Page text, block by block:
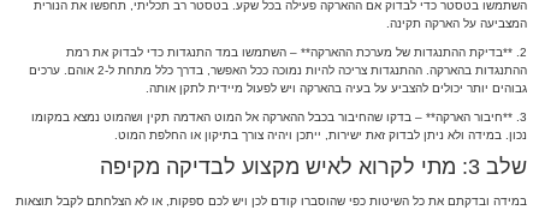
השתמשו בטסטר כדי לבדוק אם ההארקה פעילה בכל שקע. בטסטר רב תכליתי, תחפשו את הנורית
המצביעה על הארקה תקינה.
2. **בדיקת ההתנגדות של מערכת ההארקה** – השתמשו במד התנגדות כדי לבדוק את רמת
ההתנגדות בהארקה. ההתנגדות צריכה להיות נמוכה ככל האפשר, בדרך כלל מתחת ל-2 אוהם. ערכים
גבוהים יותר יכולים להצביע על בעיה בהארקה ויש לפעול מיידית לתקן אותה.
3. **חיבור הארקה** – בדקו שהחיבור בכבל ההארקה אל המוט האדמה תקין ושהמוט נמצא במקומו
נכון. במידה ולא ניתן לבדוק זאת ישירות, ייתכן ויהיה צורך בתיקון או החלפת המוט.
שלב 3: מתי לקרוא לאיש מקצוע לבדיקה מקיפה
במידה ובדקתם את כל השיטות כפי שהוסברו קודם לכן ויש לכם ספקות, או לא הצלחתם לקבל תוצאות